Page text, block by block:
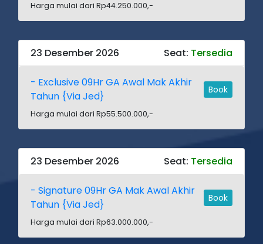
Harga mulai dari Rp44.250.000,-
23 Desember 2026 Seat: Tersedia
- Exclusive 09Hr GA Awal Mak Akhir
Tahun {Via Jed}
Book
Harga mulai dari Rp55.500.000,-
23 Desember 2026 Seat: Tersedia
- Signature 09Hr GA Mak Awal Akhir
Tahun {Via Jed}
Book
Harga mulai dari Rp63.000.000,-